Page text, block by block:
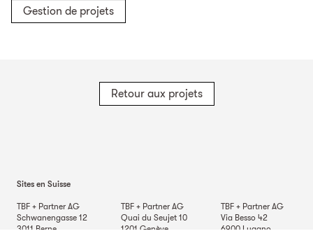
Gestion de projets
Retour aux projets
Sites en Suisse
TBF + Partner AG
Schwanengasse 12
3011 Berne
TBF + Partner AG
Quai du Seujet 10
1201 Genève
TBF + Partner AG
Via Besso 42
6900 Lugano